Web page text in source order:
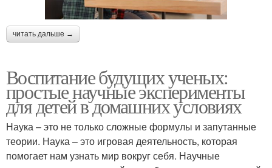
читать дальше →
Воспитание будущих ученых:
простые научные эксперименты
для детей в домашних условиях
Наука – это не только сложные формулы и запутанные
теории. Наука – это игровая деятельность, которая
помогает нам узнать мир вокруг себя. Научные